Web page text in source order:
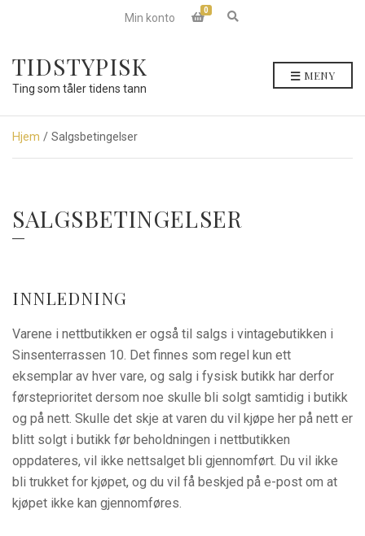
Min konto
0
E
a
h
m
TIDSTYPISK
Ting som tåler tidens tann
MENY
Hjem / Salgsbetingelser
SALGSBETINGELSER
INNLEDNING
Varene i nettbutikken er også til salgs i vintagebutikken i
Sinsenterrassen 10. Det finnes som regel kun ett
eksemplar av hver vare, og salg i fysisk butikk har derfor
førsteprioritet dersom noe skulle bli solgt samtidig i butikk
og på nett. Skulle det skje at varen du vil kjøpe her på nett er
blitt solgt i butikk før beholdningen i nettbutikken
oppdateres, vil ikke nettsalget bli gjennomført. Du vil ikke
bli trukket for kjøpet, og du vil få beskjed på e-post om at
kjøpet ikke kan gjennomføres.